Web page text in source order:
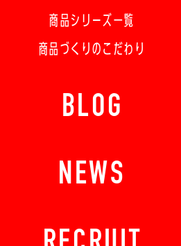
商品シリーズ一覧
商品づくりのこだわり
BLOG
NEWS